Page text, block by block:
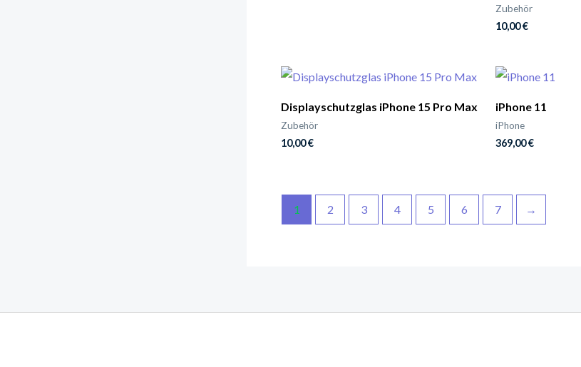
Zubehör
10,00€
Displayschutzglas iPhone 15 Pro Max
Zubehör
10,00€
iPhone 11
iPhone
369,00€
1 2 3 4 5 6 7 →